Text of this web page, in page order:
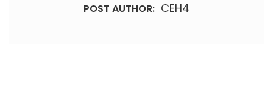
POST AUTHOR: CEH4